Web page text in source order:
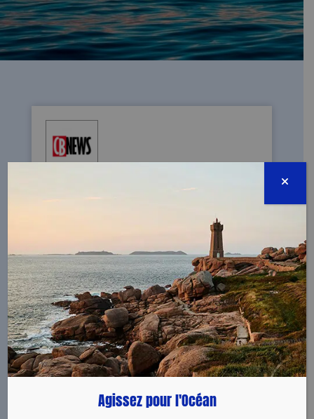
CB NEWS : APRÈS LES JEUX OLYMPIQUES,
11/06/2024 - Article de CB News sur la
campagne de la Fondation de la Mer avec
Creapills sur les Jeux Olympiques.
VOIR
Agissez pour l'Océan